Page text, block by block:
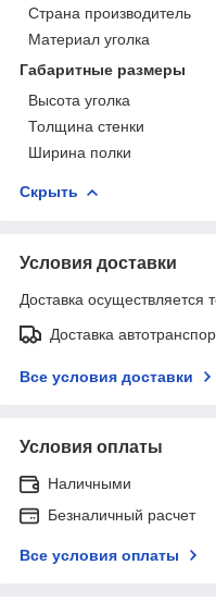
Страна производитель
Материал уголка
Габаритные размеры
Высота уголка
Толщина стенки
Ширина полки
Скрыть
Условия доставки
Доставка осуществляется
Доставка
Все условия доставки
Условия оплаты
Наличными
Безналичный расчет
Все условия оплаты